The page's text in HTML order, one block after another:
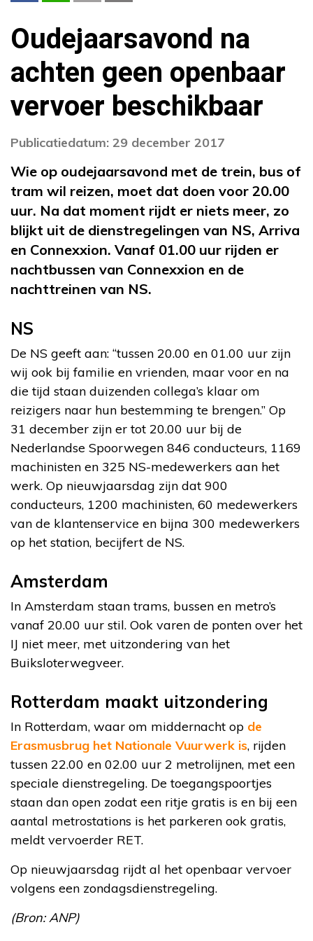
Oudejaarsavond na
achten geen openbaar
vervoer beschikbaar
Publicatiedatum: 29 december 2017
Wie op oudejaarsavond met de trein, bus of
tram wil reizen, moet dat doen voor 20.00
uur. Na dat moment rijdt er niets meer, zo
blijkt uit de dienstregelingen van NS, Arriva
en Connexxion. Vanaf 01.00 uur rijden er
nachtbussen van Connexxion en de
nachttreinen van NS.
NS
De NS geeft aan: “tussen 20.00 en 01.00 uur zijn
wij ook bij familie en vrienden, maar voor en na
die tijd staan duizenden collega’s klaar om
reizigers naar hun bestemming te brengen.” Op
31 december zijn er tot 20.00 uur bij de
Nederlandse Spoorwegen 846 conducteurs, 1169
machinisten en 325 NS-medewerkers aan het
werk. Op nieuwjaarsdag zijn dat 900
conducteurs, 1200 machinisten, 60 medewerkers
van de klantenservice en bijna 300 medewerkers
op het station, becijfert de NS.
Amsterdam
In Amsterdam staan trams, bussen en metro’s
vanaf 20.00 uur stil. Ook varen de ponten over het
IJ niet meer, met uitzondering van het
Buiksloterwegveer.
Rotterdam maakt uitzondering
In Rotterdam, waar om middernacht op de
Erasmusbrug het Nationale Vuurwerk is, rijden
tussen 22.00 en 02.00 uur 2 metrolijnen, met een
speciale dienstregeling. De toegangspoortjes
staan dan open zodat een ritje gratis is en bij een
aantal metrostations is het parkeren ook gratis,
meldt vervoerder RET.
Op nieuwjaarsdag rijdt al het openbaar vervoer
volgens een zondagsdienstregeling.
(Bron: ANP)